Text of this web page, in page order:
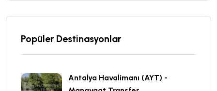
Popüler Destinasyonlar
Antalya Havalimanı (AYT) -